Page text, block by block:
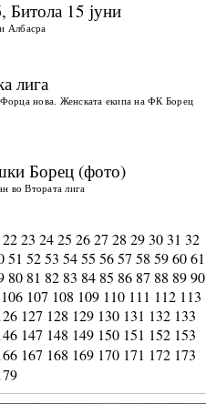
Битола 15 јуни
Албасра
лига
Форца нова. Женската екипа на ФК Борец
Борец (фото)
во Втората лига
2223 2425 2627 28 293031 32
51 5253 5455 5657 58 596061
80 81 82 83 84 85 86 87 88 8990
106 107 108 109 110 111 112 113
127 128 129 130 131 132 133
147 148 149 150 151 152 153
167 168 169 170 171 172 173